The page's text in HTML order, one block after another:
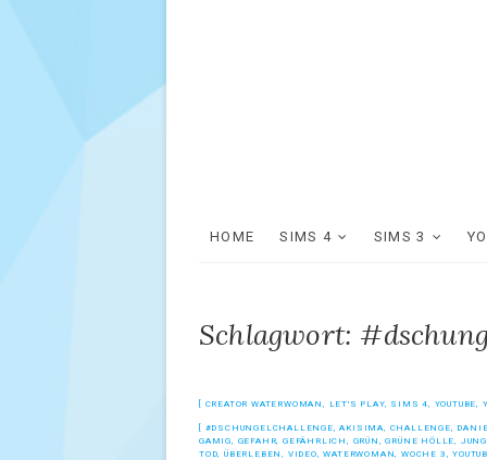
HOME SIMS 4 SIMS 3
Schlagwort:
CREATOR WATERWOMAN, LET'S PLAY, SIMS 4, YOUTUBE,
#DSCHUNGELCHALLENGE,AKISIMA, CHALLENGE,
GAMIG, GEFAHR,GEFÄHRLICH, GRÜN ,GRÜNE HÖLLE,
TOD,ÜBERLEBEN, VIDEO,WATERWOMAN,WOCHE 3 ,